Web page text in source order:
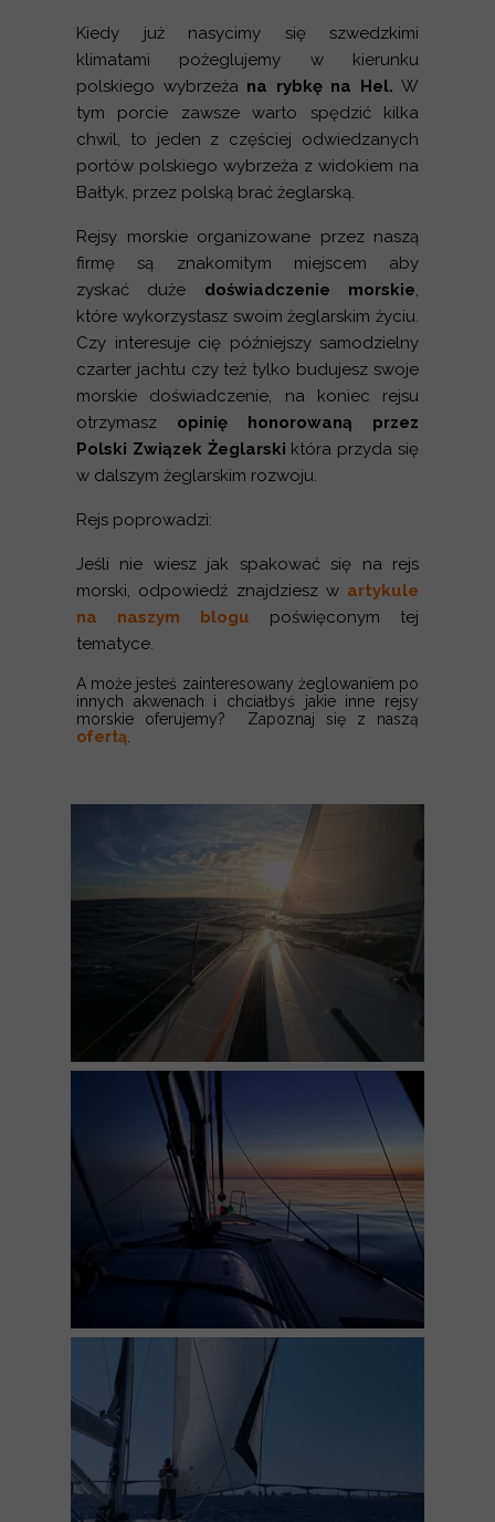
Kiedy już nasycimy się szwedzkimi
klimatami pożeglujemy w kierunku
polskiego wybrzeża na rybkę na Hel. W
tym porcie zawsze warto spędzić kilka
chwil, to jeden z częściej odwiedzanych
portów polskiego wybrzeża z widokiem na
Bałtyk, przez polską brać żeglarską.
Rejsy morskie organizowane przez naszą
firmę są znakomitym miejscem aby
zyskać duże doświadczenie morskie,
które wykorzystasz swoim żeglarskim życiu.
Czy interesuje cię późniejszy samodzielny
czarter jachtu czy też tylko budujesz swoje
morskie doświadczenie, na koniec rejsu
otrzymasz opinię honorowaną przez
Polski Związek Żeglarski która przyda się
w dalszym żeglarskim rozwoju.
Rejs poprowadzi:
Jeśli nie wiesz jak spakować się na rejs
morski, odpowiedź znajdziesz w artykule
na naszym blogu poświęconym tej
tematyce.
A może jesteś zainteresowany żeglowaniem po
innych akwenach i chciałbyś jakie inne rejsy
morskie oferujemy? Zapoznaj się z naszą
ofertą